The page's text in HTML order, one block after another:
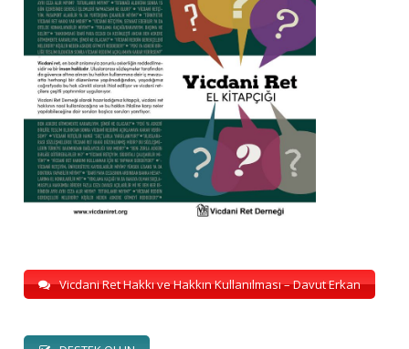
Vicdani Ret Hakkı ve Hakkın Kullanılması – Davut Erkan